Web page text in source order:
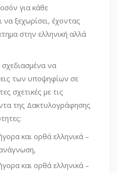
για κάθε
να ξεχωρίσει, έχοντας
στην ελληνική αλλά
σχεδιασμένα να
των υποψηφίων σε
σχετικές με τις
της Δακτυλογράφησης
και ορθά ελληνικά –
και ορθά ελληνικά –